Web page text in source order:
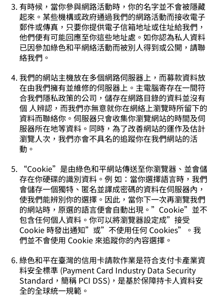
有時候，當你參與網路活動時，你的名字並不會被隱藏
起來。某些機構或政府通過我們的網路活動而接收電子
郵件或傳真，只要你提供電子信箱地址或住址給我們，
他們便有可能回應至你這些地址處。如你認為私人資料
已因參加綠色和平網絡活動而被別人得到或公開，請聯
絡我們。
我們的網站主機放在多個網路伺服器上，而募款資料放
在由我們擁有並維修的伺服器上。主電腦寄存在一間符
合我們隱私政策的公司，儲存在網路目錄的資料並沒有
個 人辨認，而我們亦無意就你在網絡上瀏覽時所留下的
資料而聯絡你。伺服器只會收集你瀏覽網站的時間及伺
服器所在地等資料。同時，為了改善網站的運作及估計
瀏覽人次，我們亦會不具名的追蹤你在我們網站的活
動。
“Cookie”是由綠色和平網站傳送至你瀏覽器、並會儲
存在你硬碟的識別資料。例 如：當你選擇語言時，我們
會儲存一個獨特、匿名並譯成密碼的資料在伺服器內，
使我們能辨別你的選擇。因此，當你下一次再瀏覽我們
的網站時，原選的語言便會自動出現。”Cookie”並不
包含任何個人資料。你可以將瀏覽器設定成”接受
Cookie 時發出通知”或”不使用任何 Cookies”。我
們並不會使用 Cookie 來追蹤你的內容選擇。
綠色和平在臺灣的信用卡請款作業是符合支付卡產業資
料安全標準 (Payment Card Industry Data Security
Standard，簡稱 PCI DSS)，是基於保障持卡人資料安
全的全球統一規範。